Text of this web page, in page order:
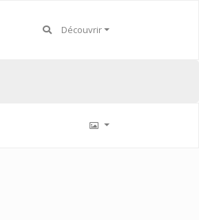
Découvrir